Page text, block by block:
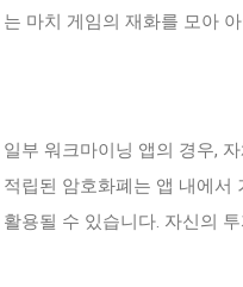
는 마치 게임의 재화를 모아
일부 워크마이닝 앱의 경우,
적립된 암호화폐는 앱 내에서
활용될 수 있습니다. 자신의